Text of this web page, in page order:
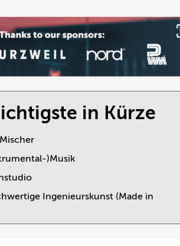
in Kürze
)Musik
Ingenieurskunst (Made in